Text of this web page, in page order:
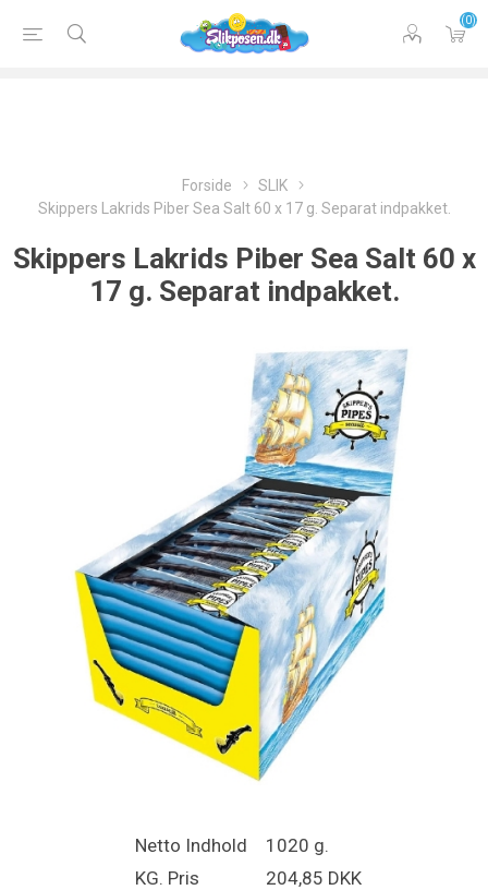
(0)
Forside
SLIK
Skippers Lakrids Piber Sea Salt 60 x 17 g. Separat indpakket.
Skippers Lakrids Piber Sea Salt 60 x
17 g. Separat indpakket.
Netto Indhold
1020 g.
KG. Pris
204,85 DKK